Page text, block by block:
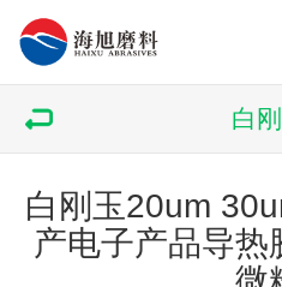
白
白刚玉20um
产电子产品导热